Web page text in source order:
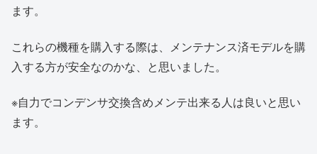
ます。
これらの機種を購入する際は、メンテナンス済モデルを購
入する方が安全なのかな、と思いました。
※自力でコンデンサ交換含めメンテ出来る人は良いと思い
ます。